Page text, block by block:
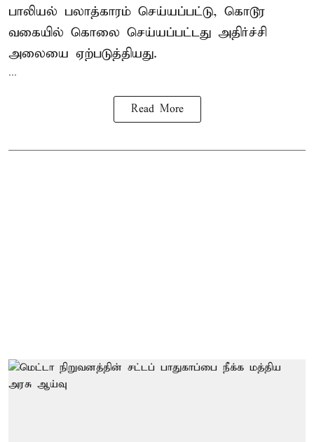
பாலியல் பலாத்காரம் செய்யப்பட்டு, கொடூர
வகையில் கொலை செய்யப்பட்டது அதிர்ச்சி
அலையை ஏற்படுத்தியது.
...
Read More